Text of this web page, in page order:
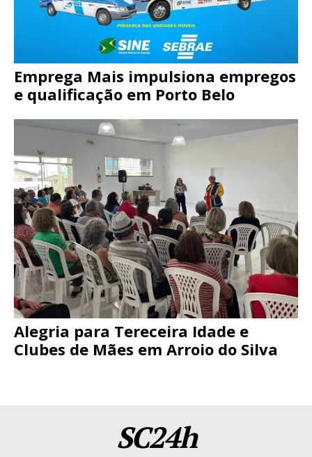
Emprega Mais impulsiona empregos
e qualificação em Porto Belo
Alegria para Tereceira Idade e
Clubes de Mães em Arroio do Silva
SC24h